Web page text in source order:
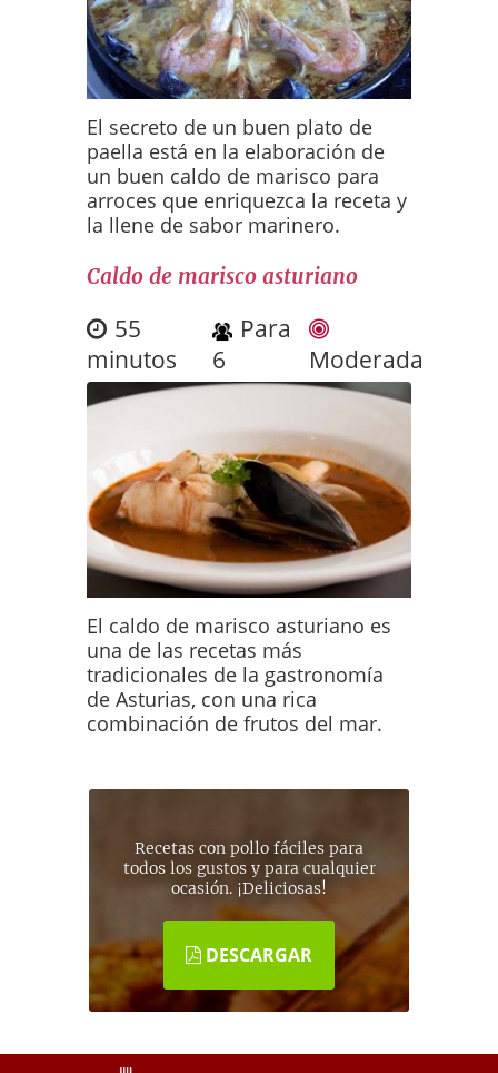
El secreto de un buen plato de
paella está en la elaboración de
un buen caldo de marisco para
arroces que enriquezca la receta y
la llene de sabor marinero.
Caldo de marisco asturiano
55
minutos
Para
6
Moderada
El caldo de marisco asturiano es
una de las recetas más
tradicionales de la gastronomía
de Asturias, con una rica
combinación de frutos del mar.
Recetas con pollo fáciles para
todos los gustos y para cualquier
ocasión. ¡Deliciosas!
DESCARGAR